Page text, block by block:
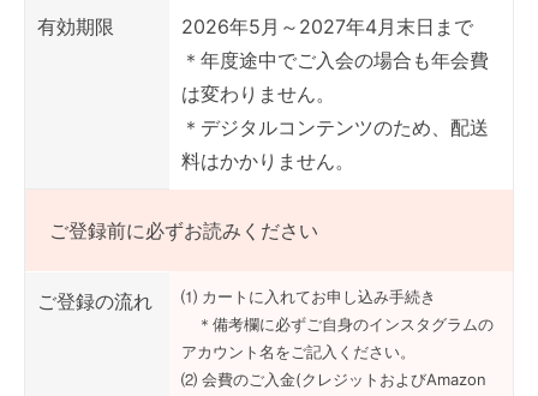
有効期限
2026年5月～2027年4月末日まで
＊年度途中でご入会の場合も年会費
は変わりません。
＊デジタルコンテンツのため、配送
料はかかりません。
ご登録前に必ずお読みください
ご登録の流れ
⑴ カートに入れてお申し込み手続き
＊備考欄に必ずご自身のインスタグラムの
アカウント名をご記入ください。
⑵ 会費のご入金(クレジットおよびAmazon